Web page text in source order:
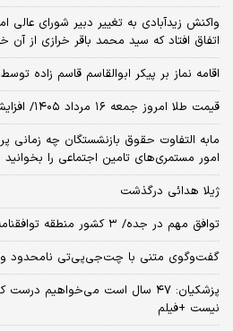
واکنش زیدآبادی به تغییر دبیر شورای
اتفاق افتاد که سید محمد باقر خرازی از آن
اقامه نماز بر پیکر ابوالقاسم قاسم زاده
قیمت طلا امروز جمعه ۱۶ مرداد ۱۴۰۵/ افزایش قیمت طلا
مابه التفاوت حقوق بازنشستگان چه
امور مستمری‌های تامین اجتماعی را بخوانید
ژیلا هدائی درگذشت
توافق مهم در جده/ ۳ کشور منطقه توافقنامه نظامی امضا می‌کنند
گفت‌وگوی متنی با چت‌جی‌پی‌تی نامحدود و
پزشکیان: ۴۷ سال است می‌خواهیم
نیست +فیلم